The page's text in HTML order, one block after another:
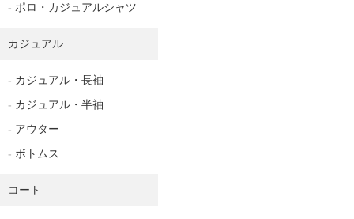
ポロ・カジュアルシャツ
カジュアル
カジュアル・長袖
カジュアル・半袖
アウター
ボトムス
コート